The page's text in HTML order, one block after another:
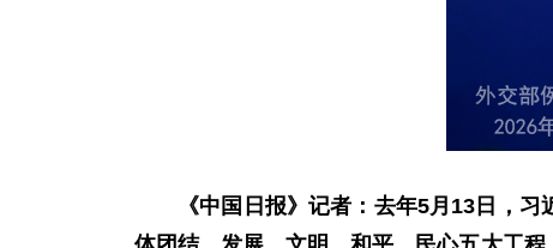
《中国日报》记者：去年5月13日，